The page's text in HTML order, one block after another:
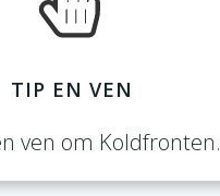
TIP EN VEN
ven om Koldfronten.